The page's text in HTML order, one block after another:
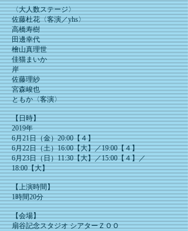
〈大人数ステージ〉
佐藤杜花〈客演／yhs〉
高橋寿樹
田邊幸代
檜山真理世
佳猫まいか
岸
佐藤理紗
宮森峻也
ともか〈客演〉
【日時】
2019年
6月21日（金）20:00【４】
6月22日（土）16:00【大】／19:00【４】
6月23日（日）11:30【大】／15:00【４】／
18:00【大】
【上演時間】
​1時間20分
【会場】
扇谷記念スタジオ シアターＺＯＯ